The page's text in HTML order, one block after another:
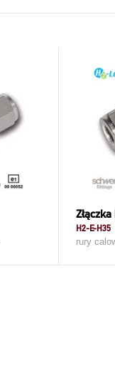
H2-E-H35
rury